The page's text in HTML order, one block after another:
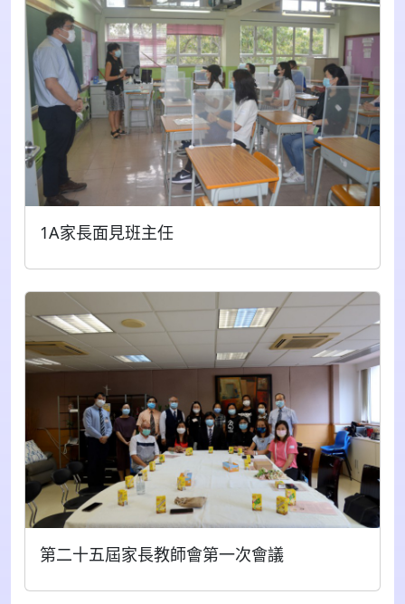
1A家長面見班主任
第二十五屆家長教師會第一次會議